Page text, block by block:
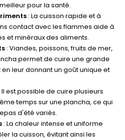
pour la santé.
: La cuisson rapide et à
contact avec les flammes aide à
et minéraux des aliments.
: Viandes, poissons, fruits de mer,
permet de cuire une grande
leur donnant un goût unique et
Il est possible de cuire plusieurs
temps sur une plancha, ce qui
d'été variés.
: La chaleur intense et uniforme
la cuisson, évitant ainsi les